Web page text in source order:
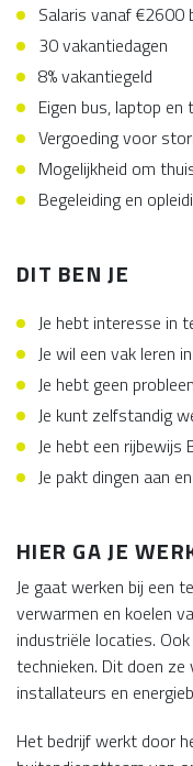
Salaris vanaf €2600
30 vakantiedagen
8% vakantiegeld
Eigen bus, laptop en
Vergoeding voor
Mogelijkheid om
Begeleiding en
DIT BEN JE
Je hebt interesse in
Je wil een vak leren
Je hebt geen
Je kunt zelfstandig
Je hebt een rijbewijs
Je pakt dingen aan
HIER GA JE
Je gaat werken bij een
verwarmen en koelen
industriële locaties.
technieken. Dit doen
installateurs en
Het bedrijf werkt door